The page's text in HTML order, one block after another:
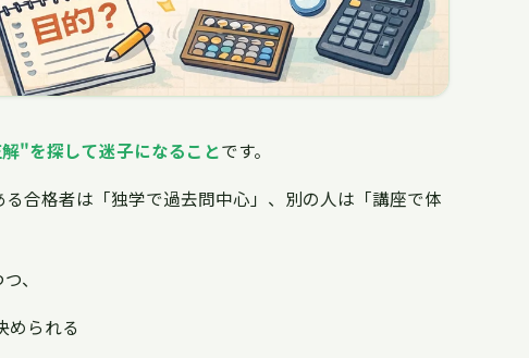
"を探して迷子になることです。
合格者は「独学で過去問中心」、別の人は「講座で体
、
められる